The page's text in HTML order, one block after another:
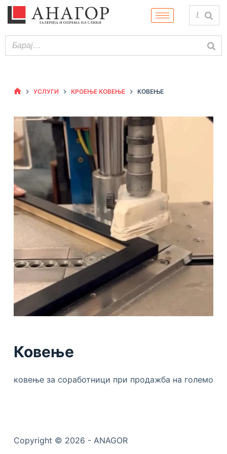
УСЛУГИ КРОЕЊЕ КОВЕЊЕ КОВЕЊЕ
Ковење
ковење за соработници при продажба на големо
Copyright © 2026 - ANAGOR